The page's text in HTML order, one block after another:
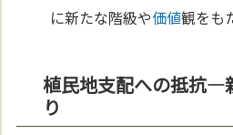
に新たな階級や価値観をも
植民地支配への抵抗—
り